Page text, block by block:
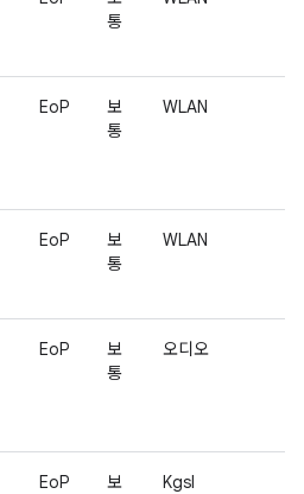
통
EoP
보
통
WLAN
EoP
보
통
WLAN
EoP
보
통
오디오
EoP
보
Kgsl